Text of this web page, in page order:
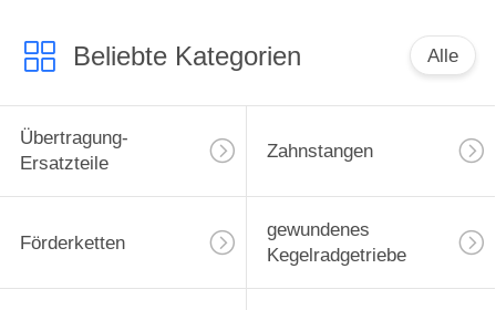
Beliebte Kategorien Alle
Übertragung-
Ersatzteile
Zahnstangen
Förderketten
gewundenes
Kegelradgetriebe